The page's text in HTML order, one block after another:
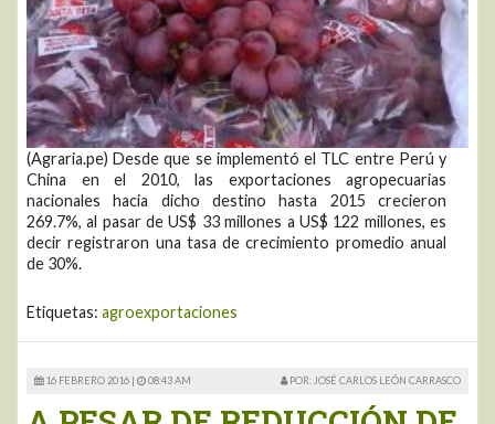
(Agraria.pe) Desde que se implementó el TLC entre Perú y
China en el 2010, las exportaciones agropecuarias
nacionales hacia dicho destino hasta 2015 crecieron
269.7%, al pasar de US$ 33 millones a US$ 122 millones, es
decir registraron una tasa de crecimiento promedio anual
de 30%.
Etiquetas: agroexportaciones
16 FEBRERO 2016 | 08:43 AM POR: JOSÉ CARLOS LEÓN CARRASCO